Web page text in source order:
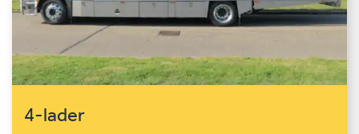
4-lader